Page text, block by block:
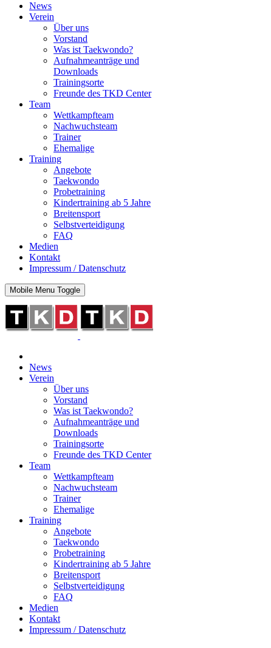
News
Verein
Über uns
Vorstand
Was ist Taekwondo?
Aufnahmeanträge und
Downloads
Trainingsorte
Freunde des TKD Center
Team
Wettkampfteam
Nachwuchsteam
Trainer
Ehemalige
Training
Angebote
Taekwondo
Probetraining
Kindertraining ab 5 Jahre
Breitensport
Selbstverteidigung
FAQ
Medien
Kontakt
Impressum / Datenschutz
Mobile Menu Toggle
News
Verein
Über uns
Vorstand
Was ist Taekwondo?
Aufnahmeanträge und
Downloads
Trainingsorte
Freunde des TKD Center
Team
Wettkampfteam
Nachwuchsteam
Trainer
Ehemalige
Training
Angebote
Taekwondo
Probetraining
Kindertraining ab 5 Jahre
Breitensport
Selbstverteidigung
FAQ
Medien
Kontakt
Impressum / Datenschutz